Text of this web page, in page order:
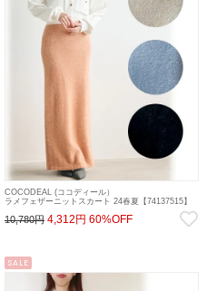
COCODEAL (ココディール）
ラメフェザーニットスカート 24春夏【74137515】
10,780円 4,312円 60%OFF
SALE